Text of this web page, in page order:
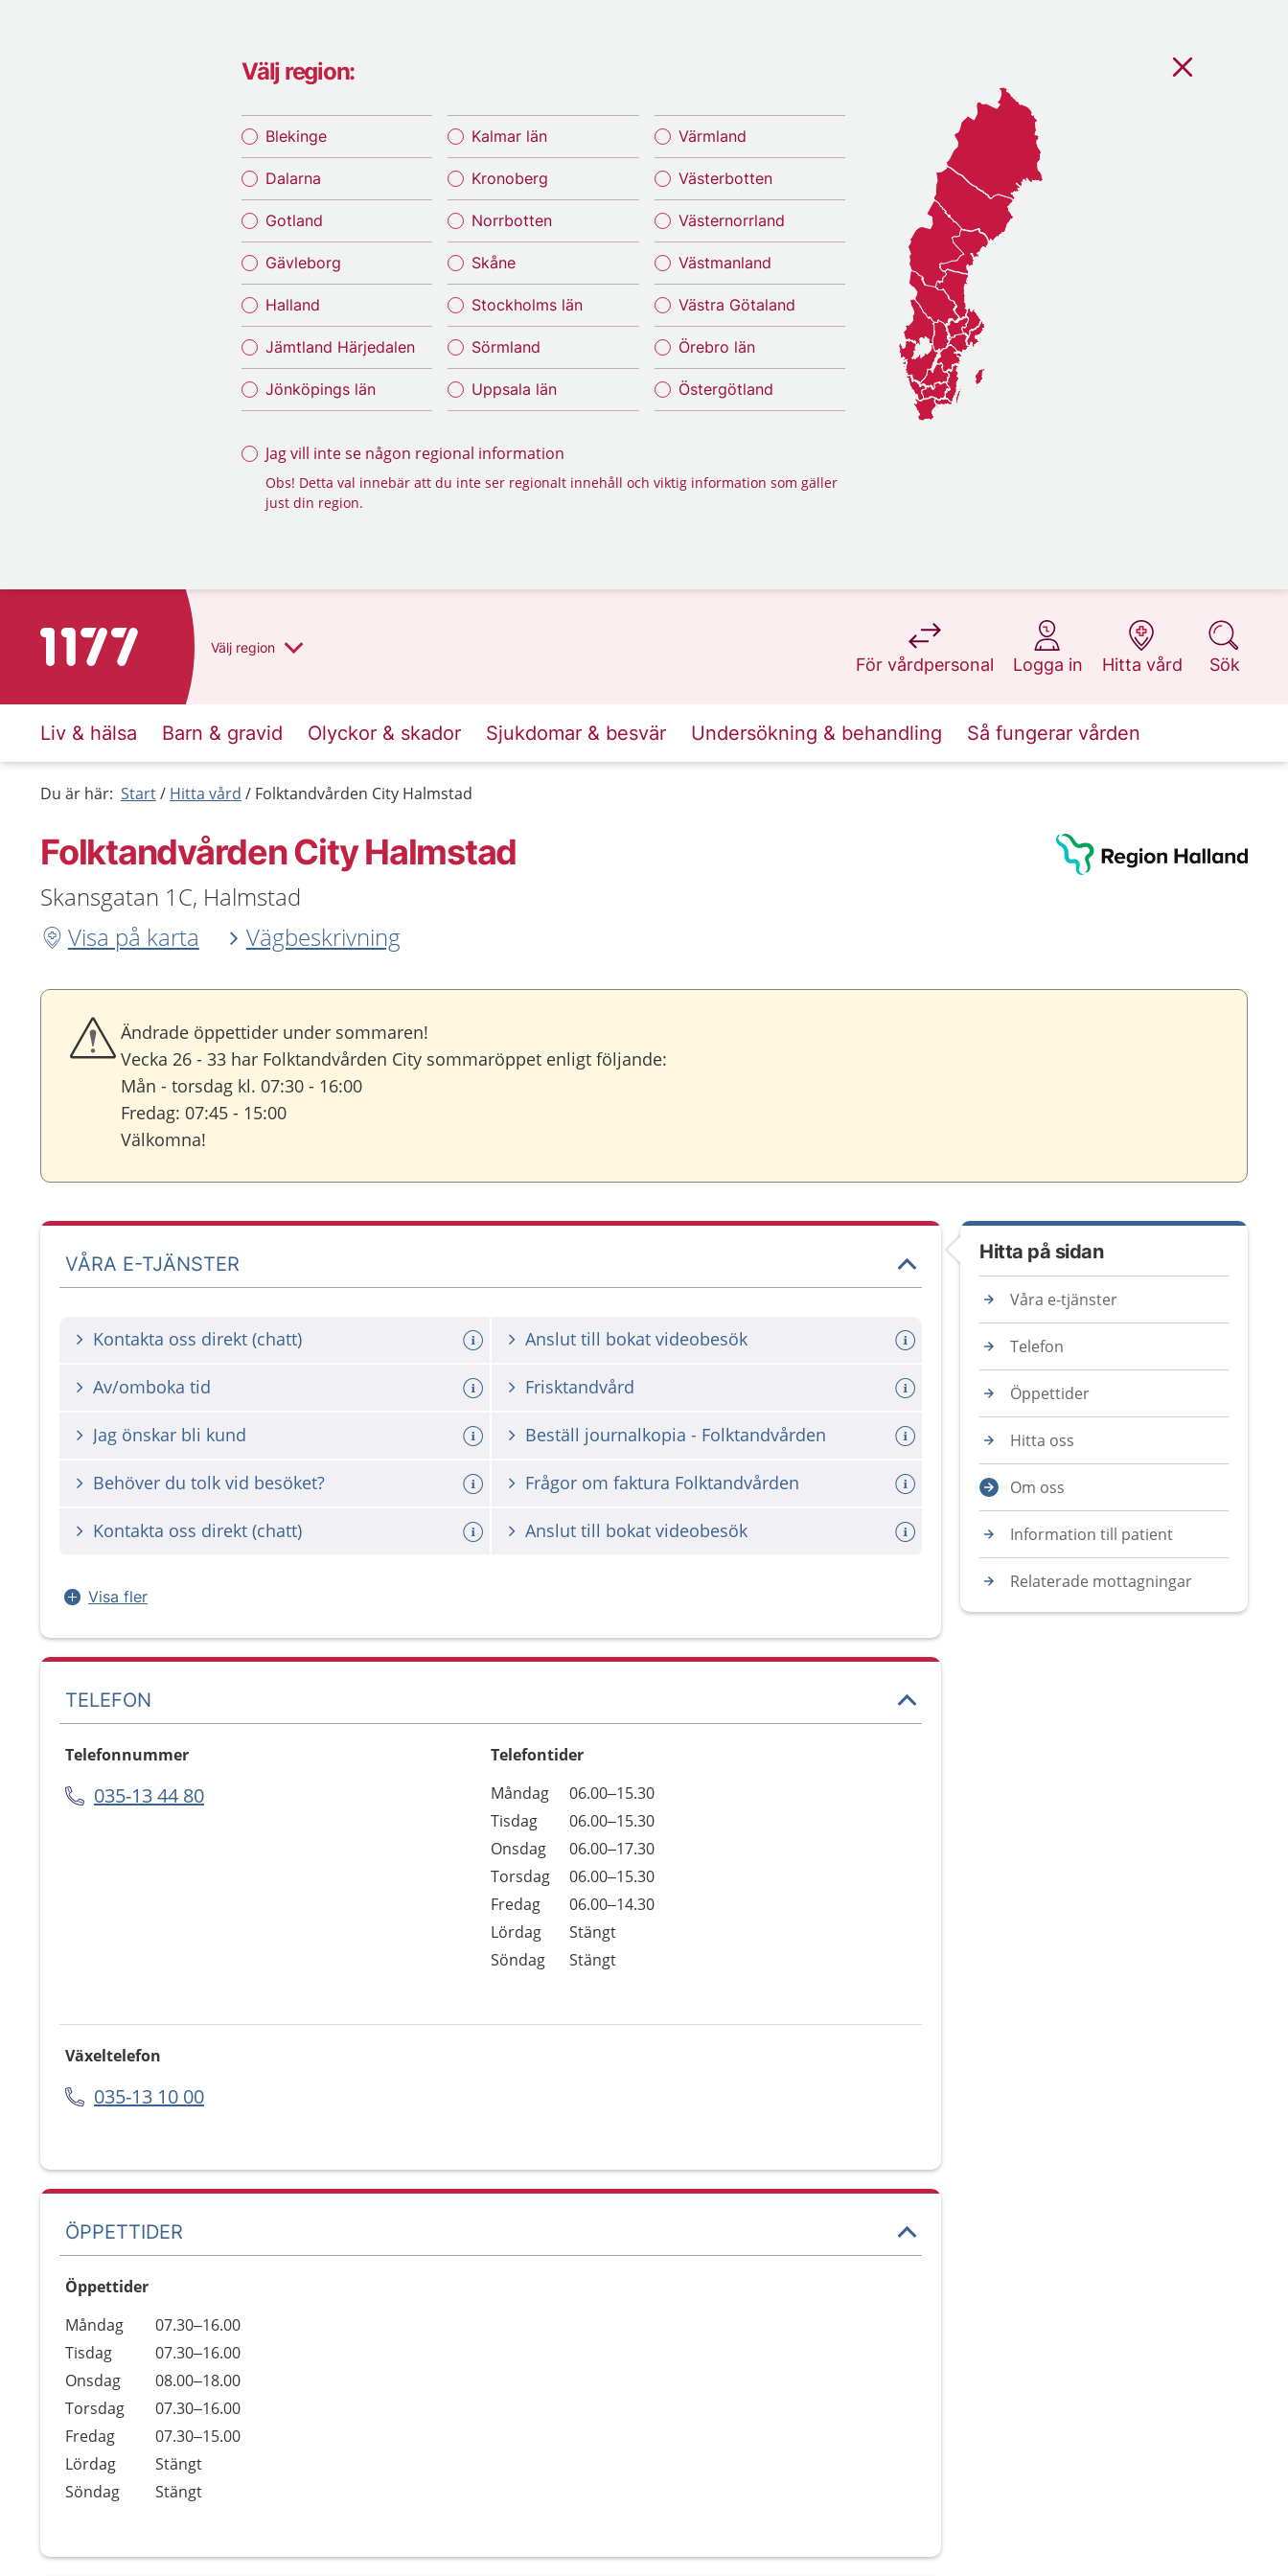
Välj region:
Blekinge
Dalarna
Gotland
Gävleborg
Halland
Jämtland Härjedalen
Jönköpings län
Kalmar län
Kronoberg
Norrbotten
Skåne
Stockholms län
Sörmland
Uppsala län
Värmland
Västerbotten
Västernorrland
Västmanland
Västra Götaland
Örebro län
Östergötland
Jag vill inte se någon regional information
Obs! Detta val innebär att du inte ser regionalt innehåll och viktig information som gäller
just din region.
Till startsidan för 1177 Välj region
För vårdpersonal
på 1177.se
Logga in
på 1177.se
Hitta vård
på 1177.se
Sök
på 1177.se
Liv & hälsa Barn & gravid Olyckor & skador Sjukdomar & besvär Undersökning & behandling Så fungerar vården
Du är här: Start Hitta vård Folktandvården City Halmstad
Folktandvården City Halmstad
Skansgatan 1C, Halmstad
Visa på karta
Vägbeskrivning
Ändrade öppettider under sommaren!
Vecka 26 - 33 har Folktandvården City sommaröppet enligt följande:
Mån - torsdag kl. 07:30 - 16:00
Fredag: 07:45 - 15:00
Välkomna!
VÅRA E-TJÄNSTER
Kontakta oss direkt (chatt) Anslut till bokat videobesök
Av/omboka tid Frisktandvård
Jag önskar bli kund Beställ journalkopia - Folktandvården
Behöver du tolk vid besöket? Frågor om faktura Folktandvården
Kontakta oss direkt (chatt) Anslut till bokat videobesök
Visa fler
TELEFON
Telefonnummer
035-13 44 80
Telefontider
Dag
Öppettider
Kommentarer
Måndag
06.00–15.30
Tisdag
06.00–15.30
Onsdag
06.00–17.30
Torsdag
06.00–15.30
Fredag
06.00–14.30
Lördag
Stängt
Söndag
Stängt
Växeltelefon
035-13 10 00
ÖPPETTIDER
Öppettider
Dag
Öppettider
Kommentarer
Måndag
07.30–16.00
Tisdag
07.30–16.00
Onsdag
08.00–18.00
Torsdag
07.30–16.00
Fredag
07.30–15.00
Lördag
Stängt
Söndag
Stängt
Hitta på sidan
Våra e-tjänster
Telefon
Öppettider
Hitta oss
Om oss
Information till patient
Relaterade mottagningar